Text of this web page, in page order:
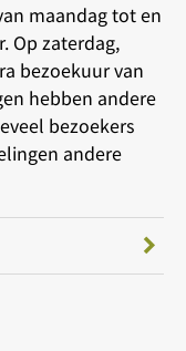
maandag tot en
Op zaterdag,
bezoekuur van
hebben andere
bezoekers
andere